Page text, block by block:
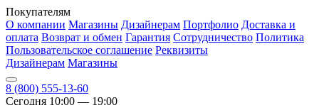
Покупателям
О компании Магазины Дизайнерам Портфолио Доставка и
оплата Возврат и обмен Гарантия Сотрудничество Политика
Пользовательское соглашение Реквизиты
Дизайнерам Магазины
8 (800) 555-13-60
Сегодня 10:00 — 19:00